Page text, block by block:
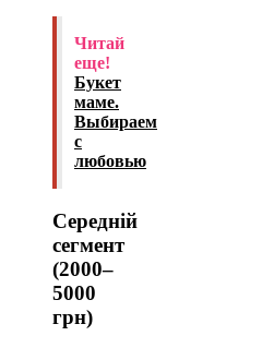
Читай
еще!
Букет
маме.
Выбираем
с
любовью
Середній
сегмент
(2000–
5000
грн)